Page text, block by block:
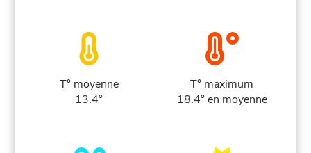
T° moyenne
13.4°
T° maximum
18.4° en moyenne